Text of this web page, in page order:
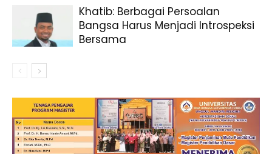
Khatib: Berbagai Persoalan
Bangsa Harus Menjadi Introspeksi
Bersama